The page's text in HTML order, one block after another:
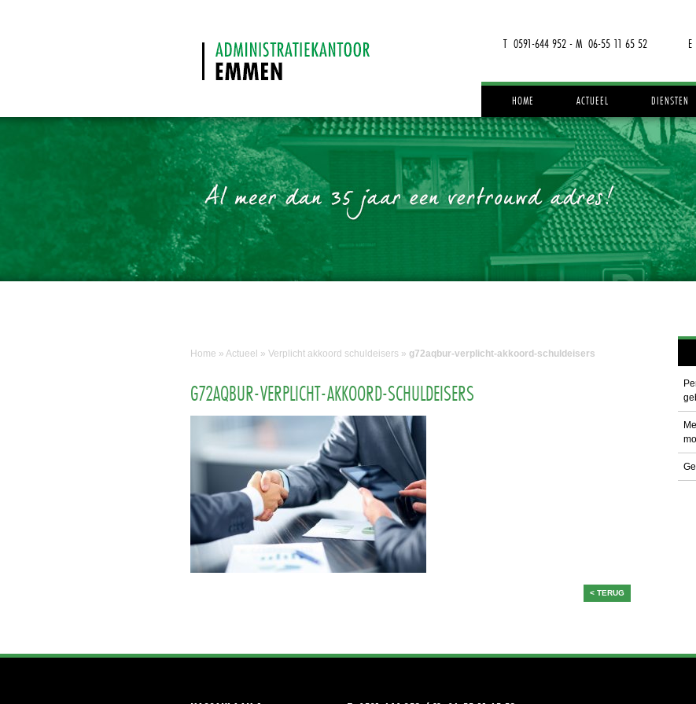
T 0591-644 952 - M 06-55 11 65 52
HOME ACTUEEL DIENSTEN
Home » Actueel » Verplicht akkoord schuldeisers » g72aqbur-verplicht-akkoord-schuldeisers
G72AQBUR-VERPLICHT-AKKOORD-SCHULDEISERS
< TERUG